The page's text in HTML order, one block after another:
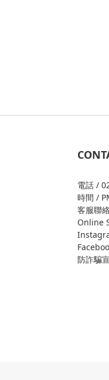
電話 /
時間 /
客服聯
Online
防詐騙